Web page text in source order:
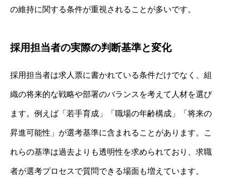
の維持に関する条件が重視されることが多いです。
採用担当者の実際の判断基準と変化
採用担当者は求人票に書かれている条件だけでなく、組
織の将来的な戦略や部署のバランスを考えて人材を選び
ます。例えば「若手育成」「職場の年齢構成」「将来の
昇進可能性」が選考基準に含まれることがあります。こ
れらの基準は過去よりも透明性を求められており、求職
者が選考プロセスで質問できる場面も増えています。